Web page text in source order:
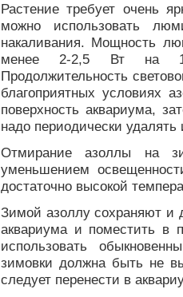
Растение требует очень
можно использовать
накаливания. Мощность
менее 2-2,5 Вт на 1
Продолжительность
благоприятных условиях
поверхность аквариума,
надо периодически удалять
Отмирание азоллы на
уменьшением
достаточно высокой
Зимой азоллу сохраняют и
аквариума и поместить
использовать
зимовки должна быть не
следует перенести в